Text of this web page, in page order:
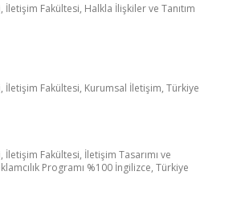
Fakültesi, Halkla İlişkiler ve Tanıtım
İletişim Fakültesi, Kurumsal İletişim, Türkiye
Fakültesi, İletişim Tasarımı ve
Programı %100 İngilizce, Türkiye